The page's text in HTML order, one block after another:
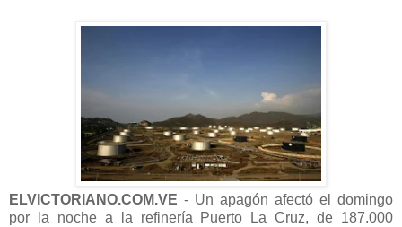
ELVICTORIANO.COM.VE - Un apagón afectó el domingo
por la noche a la refinería Puerto La Cruz, de 187.000